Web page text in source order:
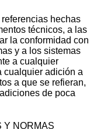
hechas
técnicos, a las
la conformidad con
y a los sistemas
a cualquier
cualquier adición a
a que se refieran,
de poca
Y NORMAS